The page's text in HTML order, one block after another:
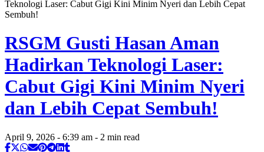
Teknologi Laser: Cabut Gigi Kini Minim Nyeri dan Lebih Cepat
Sembuh!
RSGM Gusti Hasan Aman
Hadirkan Teknologi Laser:
Cabut Gigi Kini Minim Nyeri
dan Lebih Cepat Sembuh!
April 9, 2026 - 6:39 am - 2 min read